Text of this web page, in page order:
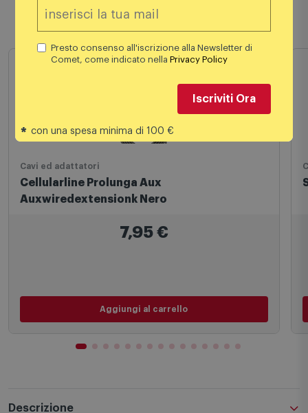
Prodotti simili
Cavi ed adattatori
Cellularline Prolunga Aux
Auxwiredextensionk Nero
7,95€
Aggiungi al carrello
Descrizione
Presto consenso all'iscrizione alla Newsletter di
Comet, come indicato nellaPrivacy Policy
Iscriviti Ora
* con una spesa minima di 100 €